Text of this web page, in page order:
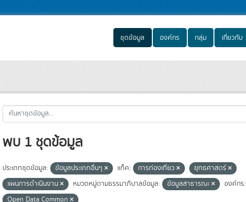
ชุดข้อมูล องค์กร กลุ่ม เกี่ยวกับ
พบ 1 ชุดข้อมูล
ประเภทชุดข้อมูล: ข้อมูลประเภทอื่นๆ แท็ค: การท่องเที่ยว
ยุทธศาสตร์
แผนการดำเนินงาน
หมวดหมู่ตามธรรมาภิบาลข้อมูล: ข้อมูลสาธารณะ องค์กร:
Open Data Common